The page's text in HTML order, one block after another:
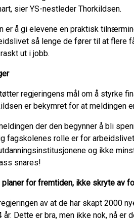
sier YS-nestleder Thorkildsen.
er å gi elevene en praktisk
så lenge de fører til at flere
ut i jobb.
regjeringens mål om å styrke
er bekymret for at meldingen
der den begynner å bli
fagskolenes rolle er for
og ikke
snares!
planer for fremtiden, ikke skryte av
av at de har skapt 2000
år. Dette er bra, men ikke nok, nå